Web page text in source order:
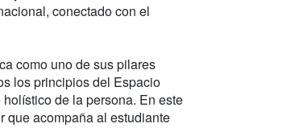
conectado con el
como uno de sus pilares
los principios del Espacio
de la persona. En este
que acompaña al estudiante